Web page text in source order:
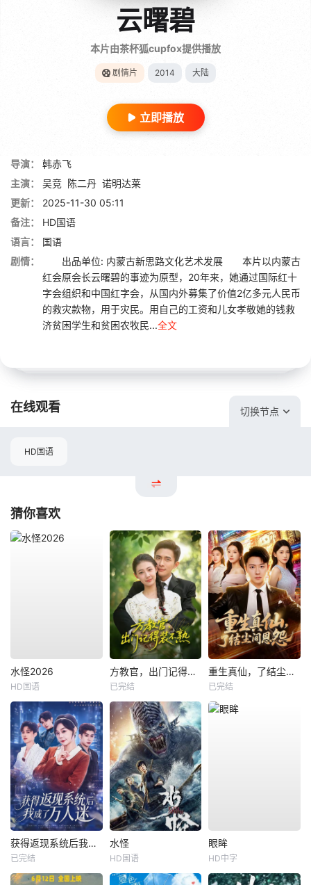
云曙碧
本片由茶杯狐cupfox提供播放
剧情片 2014 大陆
立即播放
导演：
韩赤飞
主演：
吴竞 陈二丹 诺明达莱
更新：
2025-11-30 05:11
备注：
HD国语
语言：
国语
剧情：
出品单位: 内蒙古新思路文化艺术发展 本片以内蒙古
红会原会长云曙碧的事迹为原型，20年来，她通过国际红十
字会组织和中国红字会，从国内外募集了价值2亿多元人民币
的救灾款物，用于灾民。用自己的工资和儿女孝敬她的钱救
济贫困学生和贫困农牧民...全文
在线观看 切换节点
HD国语
猜你喜欢
水怪2026
HD国语
方教官，出门记得装不熟
已完结
重生真仙，了结尘间恩怨
已完结
获得返现系统后我成了万人迷
已完结
水怪
HD国语
眼眸
HD中字